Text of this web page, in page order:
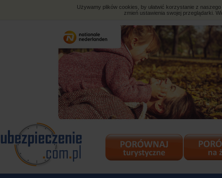
Używamy plików cookies, by ułatwić korzystanie z
zmień ustawienia swojej przeglądarki.